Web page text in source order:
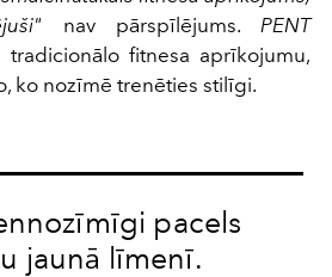
nav pārspīlējums. PENT
tradicionālo fitnesa aprīkojumu,
ko nozīmē trenēties stilīgi.
pacels
jaunā līmenī.